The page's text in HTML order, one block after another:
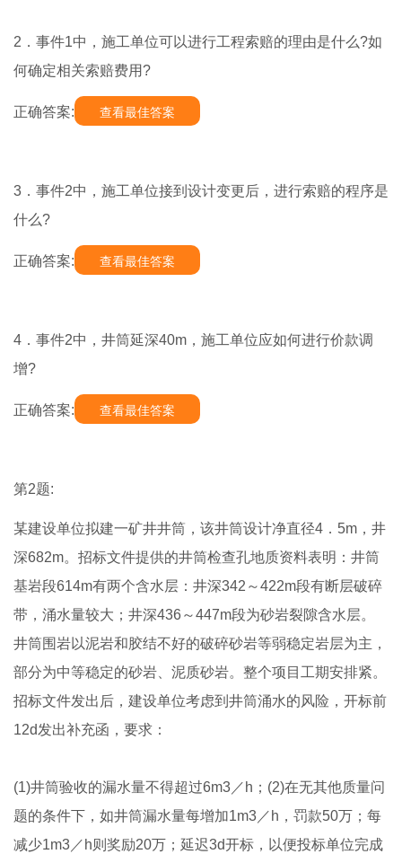
2．事件1中，施工单位可以进行工程索赔的理由是什么?如
何确定相关索赔费用?
正确答案: 查看最佳答案
3．事件2中，施工单位接到设计变更后，进行索赔的程序是
什么?
正确答案: 查看最佳答案
4．事件2中，井筒延深40m，施工单位应如何进行价款调
增?
正确答案: 查看最佳答案
第2题:
某建设单位拟建一矿井井筒，该井筒设计净直径4．5m，井
深682m。招标文件提供的井筒检查孔地质资料表明：井筒
基岩段614m有两个含水层：井深342～422m段有断层破碎
带，涌水量较大；井深436～447m段为砂岩裂隙含水层。
井筒围岩以泥岩和胶结不好的破碎砂岩等弱稳定岩层为主，
部分为中等稳定的砂岩、泥质砂岩。整个项目工期安排紧。
招标文件发出后，建设单位考虑到井筒涌水的风险，开标前
12d发出补充函，要求：
(1)井筒验收的漏水量不得超过6m3／h；(2)在无其他质量问
题的条件下，如井筒漏水量每增加1m3／h，罚款50万；每
减少1m3／h则奖励20万；延迟3d开标，以便投标单位完成